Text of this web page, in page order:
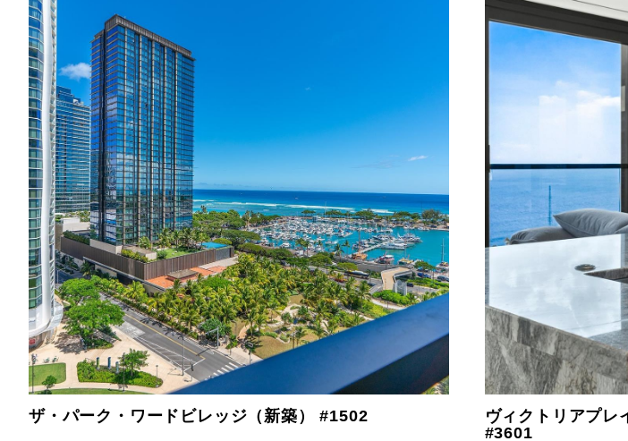
ザ・パーク・ワードビレッジ（新築） #1502
ヴィクトリアプレ
#3601